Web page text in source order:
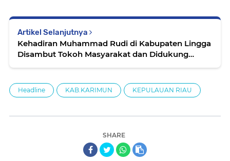
Artikel Selanjutnya
Kehadiran Muhammad Rudi di Kabupaten Lingga
Disambut Tokoh Masyarakat dan Didukung
Headline KAB.KARIMUN KEPULAUAN RIAU
SHARE